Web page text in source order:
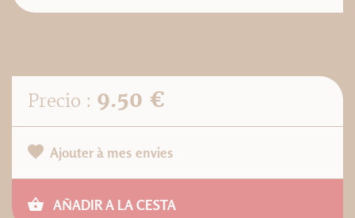
Precio : 9.50 €
Ajouter à mes envies
AÑADIR A LA CESTA